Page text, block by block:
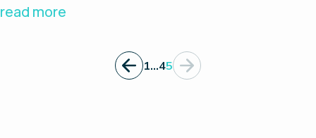
precision technology, intends to contribute to
Green Hydrogen Production from industrial to
read more
1…45